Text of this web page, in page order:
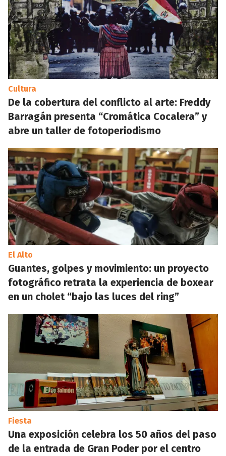
Cultura
De la cobertura del conflicto al arte: Freddy
Barragán presenta “Cromática Cocalera” y
abre un taller de fotoperiodismo
El Alto
Guantes, golpes y movimiento: un proyecto
fotográfico retrata la experiencia de boxear
en un cholet “bajo las luces del ring”
Fiesta
Una exposición celebra los 50 años del paso
de la entrada de Gran Poder por el centro